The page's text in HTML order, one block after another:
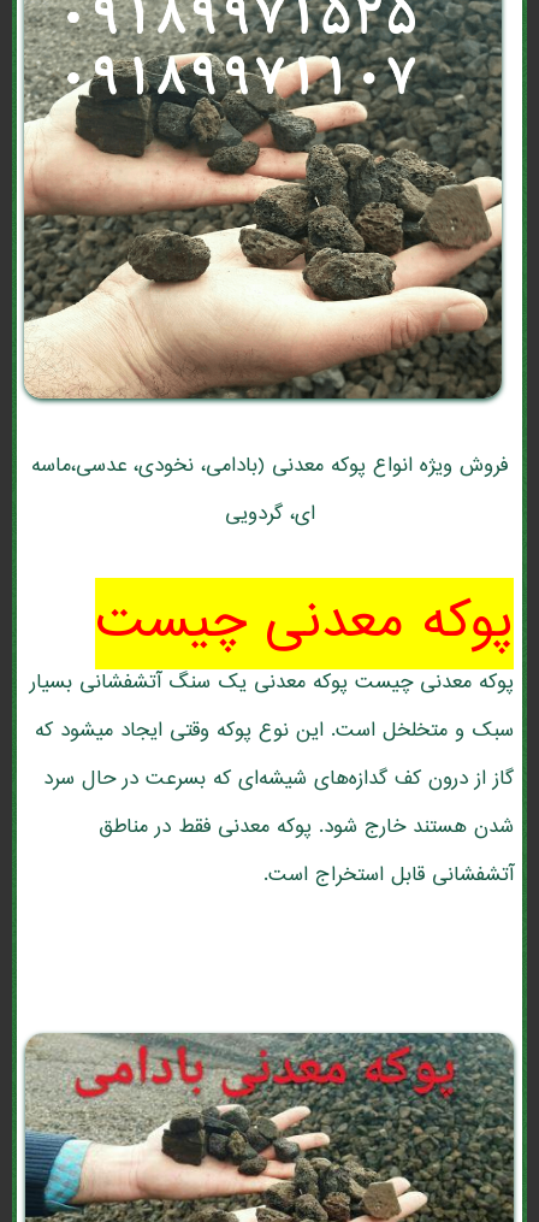
فروش ویژه انواع پوکه معدنی (بادامی، نخودی، عدسی،ماسه
ای، گردویی
پوکه معدنی چیست
پوکه معدنی چیست پوکه معدنی یک سنگ آتشفشانی بسیار
سبک و متخلخل است. این نوع پوکه وقتی ایجاد میشود که
گاز از درون کف گدازه‌های شیشه‌ای که بسرعت در حال سرد
شدن هستند خارج شود. پوکه معدنی فقط در مناطق
آتشفشانی قابل استخراج است.